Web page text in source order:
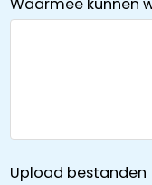
Waarmee kunnen
Upload